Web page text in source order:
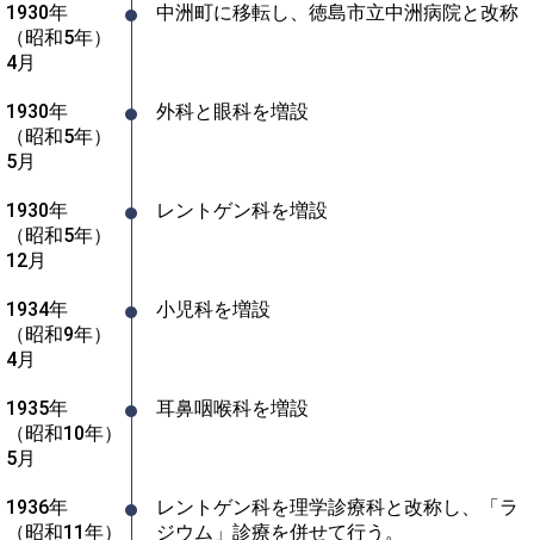
1930年
（昭和5年）
4月
中洲町に移転し、徳島市立中洲病院と改称
1930年
（昭和5年）
5月
外科と眼科を増設
1930年
（昭和5年）
12月
レントゲン科を増設
1934年
（昭和9年）
4月
小児科を増設
1935年
（昭和10年）
5月
耳鼻咽喉科を増設
1936年
（昭和11年）
レントゲン科を理学診療科と改称し、「ラ
ジウム」診療を併せて行う。